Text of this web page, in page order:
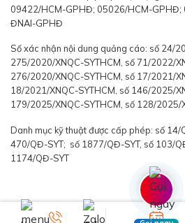
09422/HCM-GPHĐ; 05026/HCM-
ĐNAI-GPHĐ
Số xác nhận nội dung quảng cáo: số 24/
275/2020/XNQC-SYTHCM, số 71/2022/
276/2020/XNQC-SYTHCM, số 17/2021/
18/2021/XNQC-SYTHCM, số 146/2025/
179/2025/XNQC-SYTHCM, số 128/2025/
Danh mục kỹ thuật được cấp phép: số 14/
470/QĐ-SYT; số 1877/QĐ-SYT, số 103/
1174/QĐ-SYT